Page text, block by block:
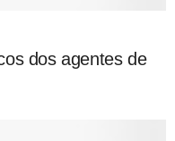
dos agentes de